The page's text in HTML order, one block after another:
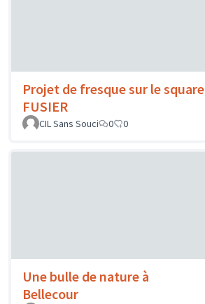
Projet de fresque sur le square
FUSIER
CIL Sans Souci
0 0
Une bulle de nature à
Bellecour